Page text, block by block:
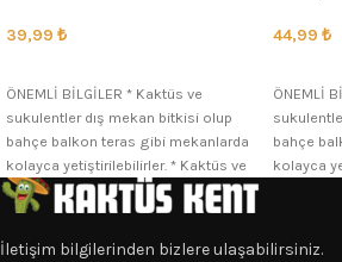
39,99 ₺
ÖNEMLİ BİLGİLER * Kaktüs ve
sukulentler dış mekan bitkisi olup
bahçe balkon teras gibi mekanlarda
kolayca yetiştirilebilirler. * Kaktüs ve
44,99 ₺
ÖNEMLİ
bahçe
kolayca
İletişim bilgilerinden bizlere ulaşabilirsiniz.